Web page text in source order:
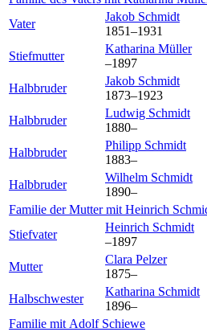
Vater
Jakob Schmidt
1851–1931
Stiefmutter
Katharina Müller
–1897
Halbbruder
Jakob Schmidt
1873–1923
Halbbruder
Ludwig Schmidt
1880–
Halbbruder
Philipp Schmidt
1883–
Halbbruder
Wilhelm Schmidt
1890–
Familie der Mutter mit Heinrich
Stiefvater
Heinrich Schmidt
–1897
Mutter
Clara Pelzer
1875–
Halbschwester
Katharina Schmidt
1896–
Familie mit Adolf Schiewe